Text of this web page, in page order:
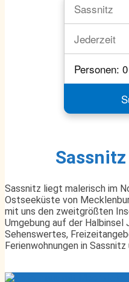
Sassnitz liegt malerisch im
Ostseeküste von
mit uns den zweitgrößten
Umgebung auf der Halbinsel
Sehenswertes,
Ferienwohnungen in Sassnitz